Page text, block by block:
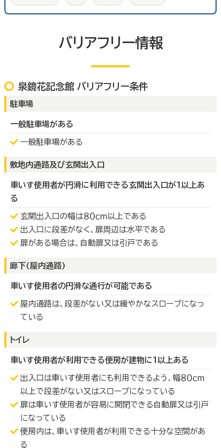
バリアフリー情報
泉鏡花記念館 バリアフリー条件
駐車場
一般駐車場がある
一般駐車場がある
敷地内通路及び玄関出入口
車いす使用者が円滑に利用できる玄関出入口が１以上あ
る
玄関出入口の幅は８０ｃｍ以上である
出入口に段差がなく、扉周辺は水平である
扉がある場合は、自動扉又は引戸である
廊下(屋内通路)
車いす使用者の円滑な通行が可能である
屋内通路は、段差がない又は緩やかなスロープになっ
ている
トイレ
車いす使用者が利用できる便房が建物に１以上ある
出入口は車いす使用者にも利用できるよう、幅８０ｃｍ
以上で段差がない又はスロープになっている
扉は車いす使用者が容易に開閉できる自動扉又は引戸
になっている
便房内は、車いす使用者が利用できる十分な空間があ
る